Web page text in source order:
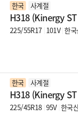
한국 사계절
H318 (Kinergy
225/55R17 101V 한
한국 사계절
H318 (Kinergy
225/45R18 95V 한국